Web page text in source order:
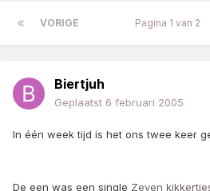
VORIGE Pagina 1 van 2
Biertjuh
Geplaatst 6 februari 2005
In één week tijd is het ons twee keer
De een was een single Zeven